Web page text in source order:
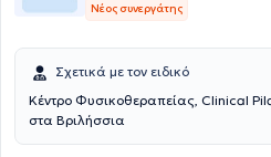
Νέος συνεργάτης
Σχετικά με τον ειδικό
Κέντρο Φυσικοθεραπείας, Clinical
στα Βριλήσσια